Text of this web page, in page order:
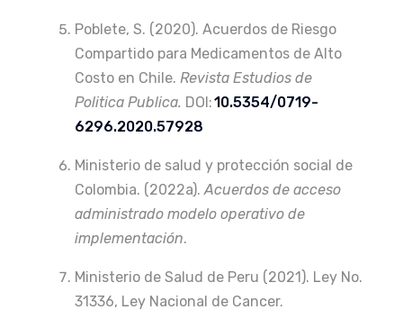
Poblete, S. (2020). Acuerdos de Riesgo
Compartido para Medicamentos de Alto
Costo en Chile. Revista Estudios de
Politica Publica. DOI:10.5354/0719-
6296.2020.57928
Ministerio de salud y protección social de
Colombia. (2022a).Acuerdos de acceso
administrado modelo operativo de
implementación.
Ministerio de Salud de Peru (2021). Ley No.
31336, Ley Nacional de Cancer.